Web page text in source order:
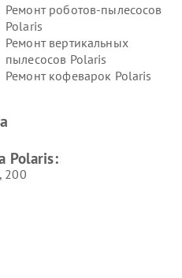
Ремонт роботов-пылесосов
Polaris
Ремонт вертикальных
пылесосов Polaris
Ремонт кофеварок Polaris
Polaris:
200